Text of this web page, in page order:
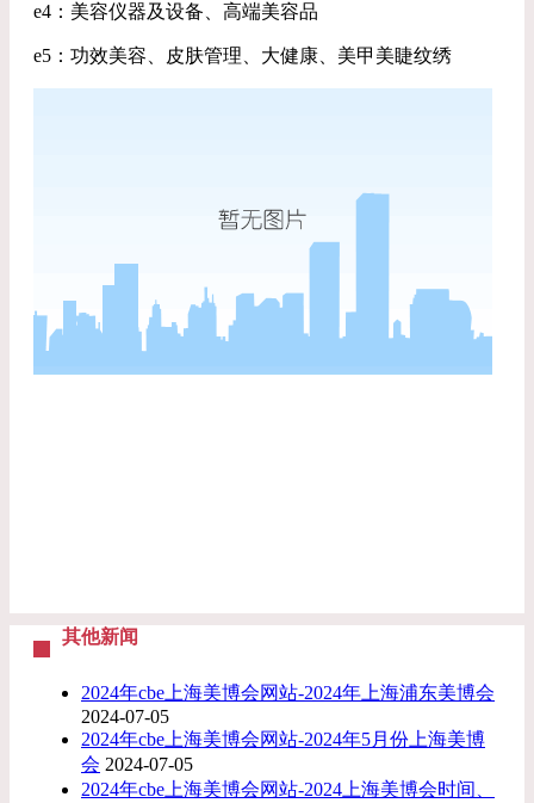
e4：美容仪器及设备、高端美容品
e5：功效美容、皮肤管理、大健康、美甲美睫纹绣
其他新闻
2024年cbe上海美博会网站-2024年上海浦东美博会
2024-07-05
2024年cbe上海美博会网站-2024年5月份上海美博
会 2024-07-05
2024年cbe上海美博会网站-2024上海美博会时间、